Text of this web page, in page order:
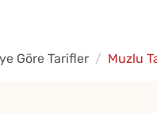
Göre Tarifler Muzlu